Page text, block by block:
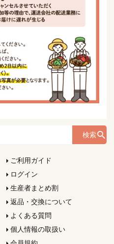
検索
ご利用ガイド
ログイン
生産者まとめ割
返品・交換について
よくある質問
個人情報の取扱い